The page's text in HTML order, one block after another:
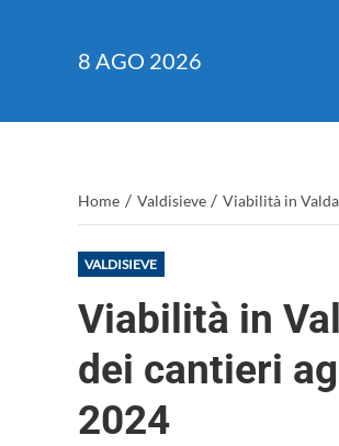
8 AGO 2026
Home / Valdisieve / Viabilità in
VALDISIEVE
Viabilità in
dei cantieri
2024